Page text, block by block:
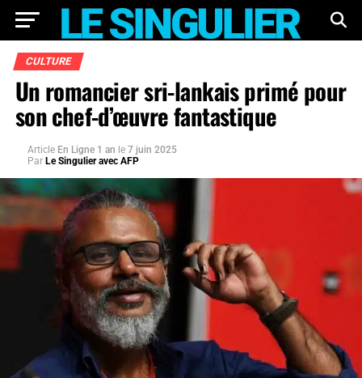
CULTURE
Un romancier sri-lankais primé pour
son chef-d’œuvre fantastique
Article En Ligne 1 an le 7 juin 2025
Par Le Singulier avec AFP